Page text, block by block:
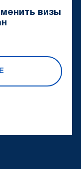
визы